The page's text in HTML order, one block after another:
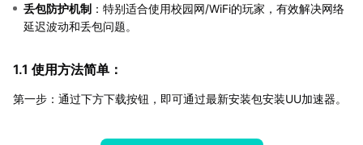
丢包防护机制 ：特别适合使用校园网/WiFi的玩家，有效解决网络
延迟波动和丢包问题。
1.1 使用方法简单：
第一步：通过下方下载按钮，即可通过最新安装包安装UU加速器。